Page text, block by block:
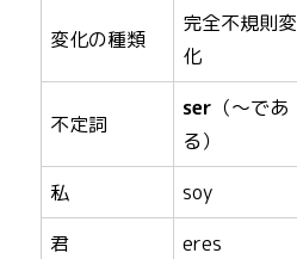
変化の種類
完全不規則変
化
不定詞
ser （～であ
る）
私 soy
君
eres